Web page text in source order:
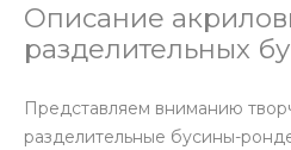
Описание
разделительных
Представляем вниманию
разделительные бусины-